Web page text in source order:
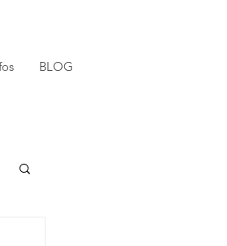
BLOG